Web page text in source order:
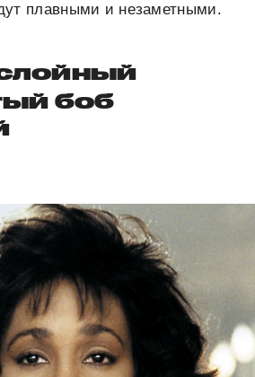
плавными и незаметными.
боб